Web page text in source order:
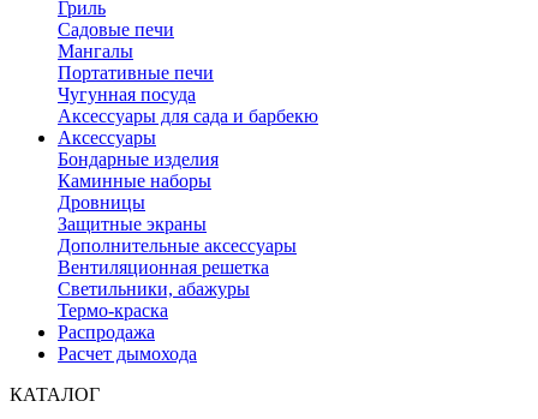
Гриль
Садовые печи
Мангалы
Портативные печи
Чугунная посуда
Аксессуары для сада и барбекю
Аксессуары
Бондарные изделия
Каминные наборы
Дровницы
Защитные экраны
Дополнительные аксессуары
Вентиляционная решетка
Светильники, абажуры
Термо-краска
Распродажа
Расчет дымохода
КАТАЛОГ